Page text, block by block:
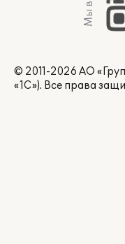
© 2011-2026 АО
«1С»). Все права